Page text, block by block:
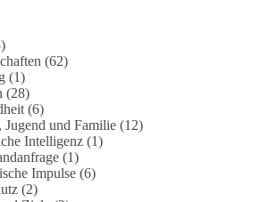
Fragen zum Menschenbild,
zur Demokratie aufwerfen. [...]
https://diebasis-
der-natur-ein-angriff-auf-das-
(62)
(1)
(28)
(6)
und Familie (12)
Intelligenz (1)
(1)
Impulse (6)
(2)